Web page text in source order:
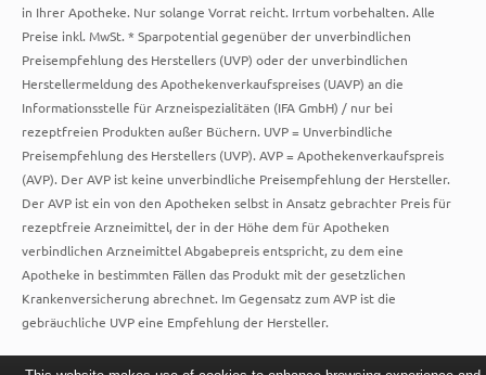
in Ihrer Apotheke. Nur solange Vorrat reicht. Irrtum vorbehalten. Alle
Preise inkl. MwSt. * Sparpotential gegenüber der unverbindlichen
Preisempfehlung des Herstellers (UVP) oder der unverbindlichen
Herstellermeldung des Apothekenverkaufspreises (UAVP) an die
Informationsstelle für Arzneispezialitäten (IFA GmbH) / nur bei
rezeptfreien Produkten außer Büchern. UVP = Unverbindliche
Preisempfehlung des Herstellers (UVP). AVP = Apothekenverkaufspreis
(AVP). Der AVP ist keine unverbindliche Preisempfehlung der Hersteller.
Der AVP ist ein von den Apotheken selbst in Ansatz gebrachter Preis für
rezeptfreie Arzneimittel, der in der Höhe dem für Apotheken
verbindlichen Arzneimittel Abgabepreis entspricht, zu dem eine
Apotheke in bestimmten Fällen das Produkt mit der gesetzlichen
Krankenversicherung abrechnet. Im Gegensatz zum AVP ist die
gebräuchliche UVP eine Empfehlung der Hersteller.